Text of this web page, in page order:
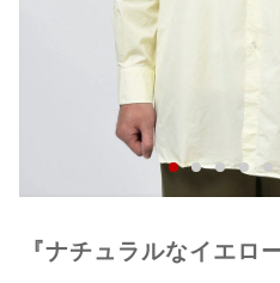
『ナチュラルなイエロ